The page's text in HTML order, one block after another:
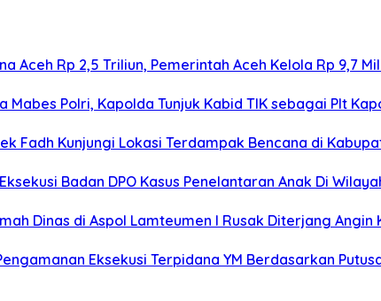
Aceh Rp 2,5 Triliun, Pemerintah Aceh Kelola Rp 9,7
Mabes Polri, Kapolda Tunjuk Kabid TIK sebagai Plt
Fadh Kunjungi Lokasi Terdampak Bencana di
Badan DPO Kasus Penelantaran Anak Di
Dinas di Aspol Lamteumen I Rusak Diterjang Angin
Eksekusi Terpidana YM Berdasarkan